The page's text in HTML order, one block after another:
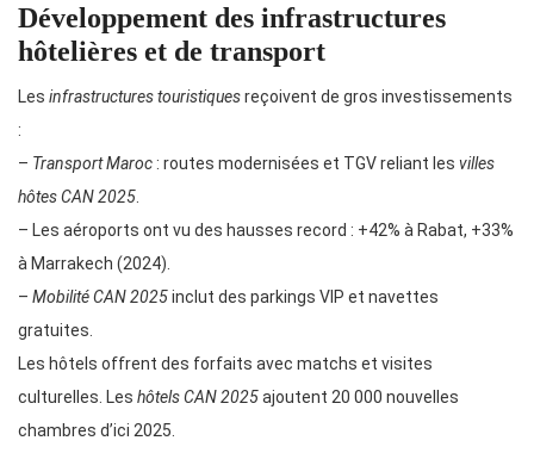
Développement des infrastructures
hôtelières et de transport
Les infrastructures touristiquesreçoivent de gros investissements
:
– Transport Maroc : routes modernisées et TGV reliant les villes
hôtes CAN 2025
– Les aéroports ont vu des hausses record : +42% à Rabat, +33%
à Marrakech (2024).
– Mobilité CAN 2025inclut des parkings VIP et navettes
gratuites.
Les hôtels offrent des forfaits avec matchs et visites
culturelles. Les hôtels CAN 2025ajoutent 20 000 nouvelles
chambres d’ici 2025.